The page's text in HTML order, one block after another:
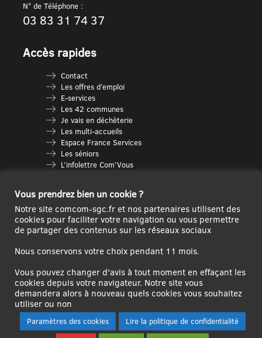
N° de Téléphone :
03 83 31 74 37
Accès rapides
Contact
Les offres d’emploi
E-services
Les 42 communes
Je vais en déchèterie
Les multi-accueils
Espace France Services
Les séniors
L’infolettre Com’Vous
Ce site internet a été cofinancé par l’Union européenne avec le Fonds
Européen de Développement Régional à hauteur de 12 572€
Créer un Contact Plan Mentions
Vous prendrez bien un cookie ?
Notre site comcom-sgc.fr et nos partenaires utilisent des
cookies pour faciliter votre navigation ou vous permettre
de partager des contenus sur les réseaux sociaux
Nous conservons votre choix pendant 11 mois.
Vous pouvez changer d'avis à tout moment en effaçant les
cookies depuis votre navigateur. Notre site vous
demandera alors à nouveau quels cookies vous souhaitez
utiliser ou non
Paramètres des cookies
Lire la politique de confidentialité